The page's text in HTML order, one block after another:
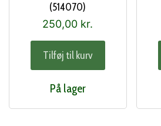
(514070)
250,00 kr.
Tilføj til kurv
På lager